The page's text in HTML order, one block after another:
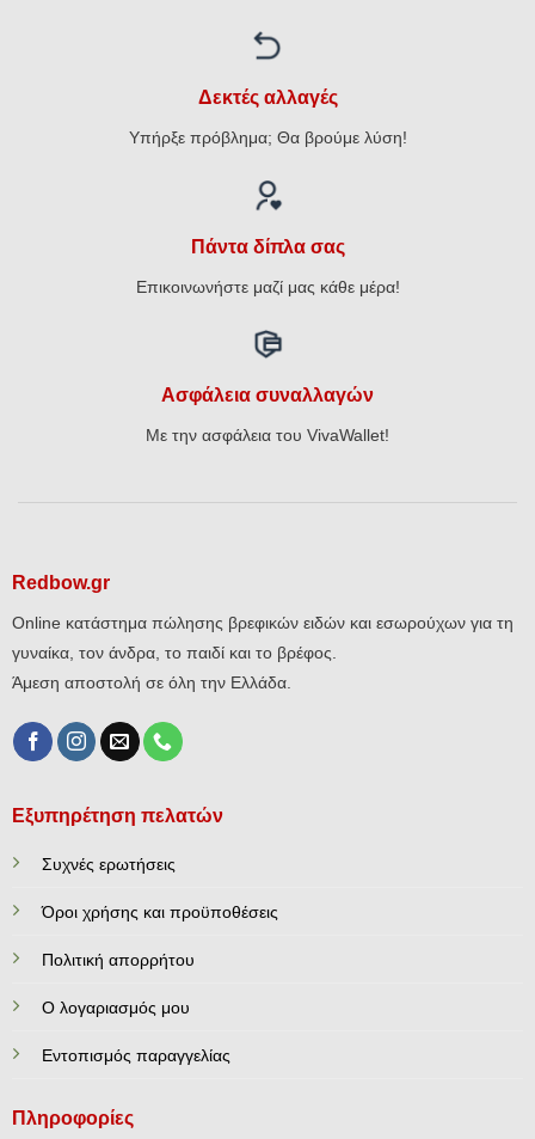
Δεκτές αλλαγές
Υπήρξε πρόβλημα; Θα βρούμε λύση!
Πάντα δίπλα σας
Επικοινωνήστε μαζί μας κάθε μέρα!
Ασφάλεια συναλλαγών
Με την ασφάλεια του VivaWallet!
Redbow.gr
Online κατάστημα πώλησης βρεφικών ειδών και εσωρούχων για τη
γυναίκα, τον άνδρα, το παιδί και το βρέφος.
Άμεση αποστολή σε όλη την Ελλάδα.
Εξυπηρέτηση πελατών
Συχνές ερωτήσεις
Όροι χρήσης και προϋποθέσεις
Πολιτική απορρήτου
Ο λογαριασμός μου
Εντοπισμός παραγγελίας
Πληροφορίες